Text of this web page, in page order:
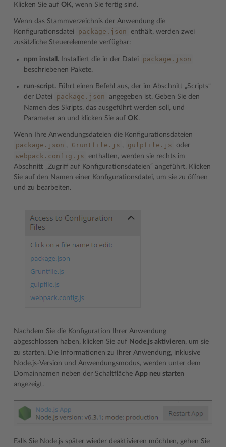
Klicken Sie auf OK, wenn Sie fertig sind.
Wenn das Stammverzeichnis der Anwendung die
Konfigurationsdatei
package.json
enthält, werden zwei
zusätzliche Steuerelemente verfügbar:
npm install. Installiert die in der Datei package.json
beschriebenen Pakete.
run-script. Führt einen Befehl aus, der im Abschnitt „Scripts“
der Datei
package.json
angegeben ist. Geben Sie den
Namen des Skripts, das ausgeführt werden soll, und
Parameter an und klicken Sie auf OK.
Wenn Ihre Anwendungsdateien die Konfigurationsdateien
package.json , Gruntfile.js , gulpfile.js oder
webpack.config.js
enthalten, werden sie rechts im
Abschnitt „Zugriff auf Konfigurationsdateien“ angeführt. Klicken
Sie auf den Namen einer Konfigurationsdatei, um sie zu öffnen
und zu bearbeiten.
Nachdem Sie die Konfiguration Ihrer Anwendung
abgeschlossen haben, klicken Sie auf Node.js aktivieren, um sie
zu starten. Die Informationen zu Ihrer Anwendung, inklusive
Node.js-Version und Anwendungsmodus, werden unter dem
Domainnamen neben der Schaltfläche App neu starten
angezeigt.
Falls Sie Node.js später wieder deaktivieren möchten, gehen Sie